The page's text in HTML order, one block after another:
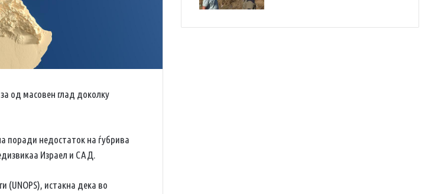
од масовен глад доколку
поради недостаток на ѓубрива
Израел и САД.
(UNOPS), истакна дека во